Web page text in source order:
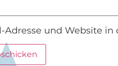
Adresse und Website